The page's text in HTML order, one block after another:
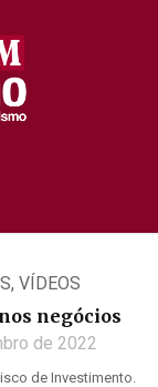
, VÍDEOS
negócios
de 2022
de Investimento.